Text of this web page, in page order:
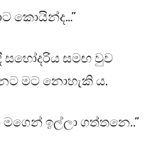
කොයින්ද…”
සහෝදරිය සමඟ වුව
මට නොහැකි ය.
මගෙන් ඉල්ලා ගත්තනෙ..”